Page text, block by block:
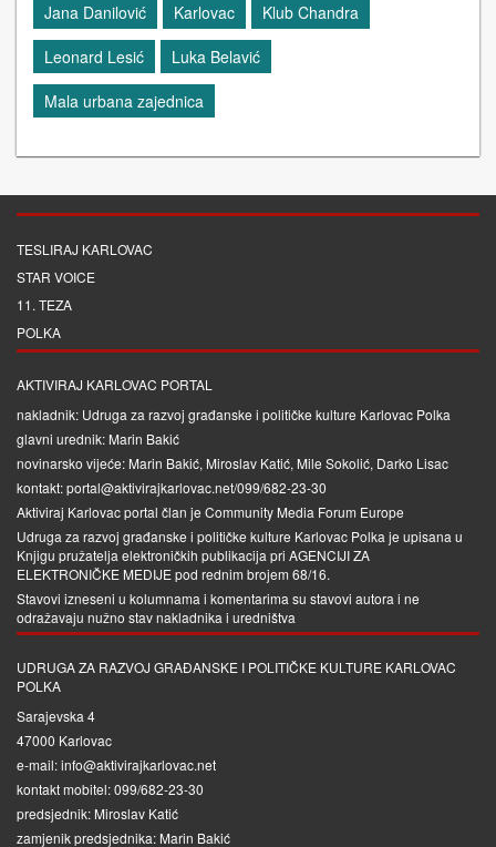
Jana Danilović Karlovac
Klub Chandra
Leonard Lesić
Luka Belavić
Mala urbana zajednica
TESLIRAJ KARLOVAC
STAR VOICE
11. TEZA
POLKA
AKTIVIRAJ KARLOVAC PORTAL
nakladnik: Udruga za razvoj građanske i političke kulture Karlovac Polka
glavni urednik: Marin Bakić
novinarsko vijeće: Marin Bakić, Miroslav Katić, Mile Sokolić, Darko Lisac
kontakt: portal@aktivirajkarlovac.net/099/682-23-30
Aktiviraj Karlovac portal član je Community Media Forum Europe
Udruga za razvoj građanske i političke kulture Karlovac Polka je upisana u
Knjigu pružatelja elektroničkih publikacija pri AGENCIJI ZA
ELEKTRONIČKE MEDIJEpod rednim brojem 68/16.
Stavovi izneseni u kolumnama i komentarima su stavovi autora i ne
odražavaju nužno stav nakladnika i uredništva
UDRUGA ZA RAZVOJ GRAĐANSKE I POLITIČKE KULTURE KARLOVAC
POLKA
Sarajevska 4
47000 Karlovac
e-mail: info@aktivirajkarlovac.net
kontakt mobitel: 099/682-23-30
predsjednik: Miroslav Katić
zamjenik predsjednika: Marin Bakić